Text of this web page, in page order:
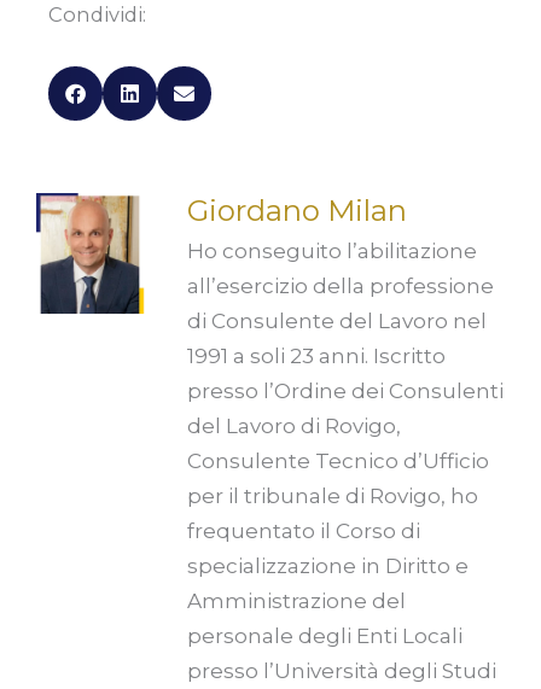
Condividi:
Giordano Milan
Ho conseguito l’abilitazione
all’esercizio della professione
di Consulente del Lavoro nel
1991 a soli 23 anni. Iscritto
presso l’Ordine dei Consulenti
del Lavoro di Rovigo,
Consulente Tecnico d’Ufficio
per il tribunale di Rovigo, ho
frequentato il Corso di
specializzazione in Diritto e
Amministrazione del
personale degli Enti Locali
presso l’Università degli Studi